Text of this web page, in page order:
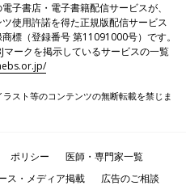
子書店・電子書籍配信サービスが、
使用許諾を得た正規版配信サービス
標（登録番号 第11091000号）です。
マークを掲示しているサービスの一覧
スト等のコンテンツの無断転載を禁じま
ポリシー
医師・専門家一覧
ス・メディア掲載
広告のご相談